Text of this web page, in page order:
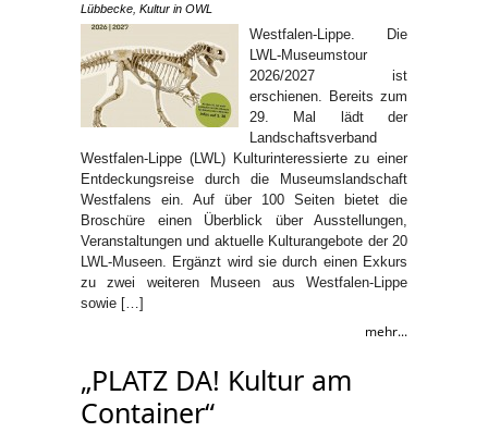
Lübbecke Kultur in OWL
Westfalen-Lippe. Die
LWL-Museumstour
2026/2027 ist
erschienen. Bereits zum
29. Mal lädt der
Landschaftsverband
Westfalen-Lippe (LWL) Kulturinteressierte zu einer
Entdeckungsreise durch die Museumslandschaft
Westfalens ein. Auf über 100 Seiten bietet die
Broschüre einen Überblick über Ausstellungen,
Veranstaltungen und aktuelle Kulturangebote der 20
LWL-Museen. Ergänzt wird sie durch einen Exkurs
zu zwei weiteren Museen aus Westfalen-Lippe
sowie […]
mehr...
„PLATZ DA! Kultur am
Container“